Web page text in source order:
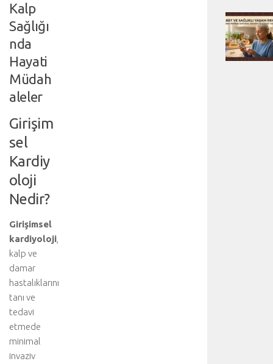
Kalp
Sağlığı
nda
Hayati
Müdah
aleler
Girişim
sel
Kardiy
oloji
Nedir?
Girişimsel
kardiyoloji
kalp ve
damar
hastalıklarını
tanı ve
tedavi
etmede
minimal
invaziv